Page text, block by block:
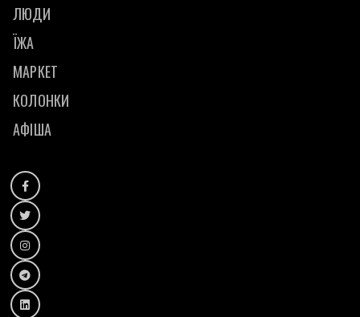
ЛЮДИ
ЇЖА
МАРКЕТ
КОЛОНКИ
АФІША